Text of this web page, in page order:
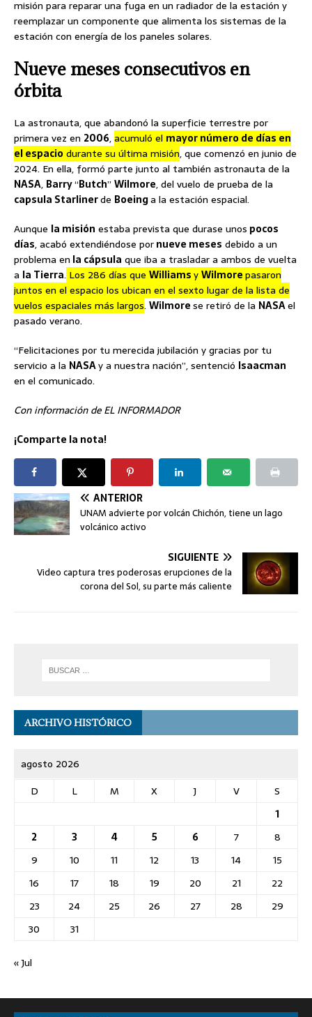
misión para reparar una fuga en un radiador de la estación y
reemplazar un componente que alimenta los sistemas de la
estación con energía de los paneles solares.
Nueve meses consecutivos en
órbita
La astronauta, que abandonó la superficie terrestre por
primera vez en 2006,acumuló el mayor número de días en
el espacio durante su última misión, que comenzó en junio de
2024. En ella, formó parte junto al también astronauta de la
NASA, Barry“Butch” Wilmore, del vuelo de prueba de la
capsula Starlinerde Boeinga la estación espacial.
Aunque la misión estaba prevista que durase unos pocos
días, acabó extendiéndose pornueve meses debido a un
problema en la cápsula que iba a trasladar a ambos de vuelta
a la Tierra. Los 286 días que WilliamsyWilmorepasaron
juntos en el espacio los ubican en el sexto lugar de la lista de
vuelos espaciales más largos. Wilmorese retiró de la NASAel
pasado verano.
“Felicitaciones por tu merecida jubilación y gracias por tu
servicio a la NASAy a nuestra nación”, sentenció Isaacman
en el comunicado.
Con información de EL INFORMADOR
¡Comparte la nota!
ANTERIOR
UNAM advierte por volcán Chichón, tiene un lago
volcánico activo
SIGUIENTE
Video captura tres poderosas erupciones de la
corona del Sol, su parte más caliente
ARCHIVO HISTÓRICO
agosto 2026
D
L M X J V
S
1
2
3 4 5 6 7
8
9
10 11 12 13 14
15
16
17 18 19 20 21
22
23
24 25 26 27 28
29
30
31
« Jul